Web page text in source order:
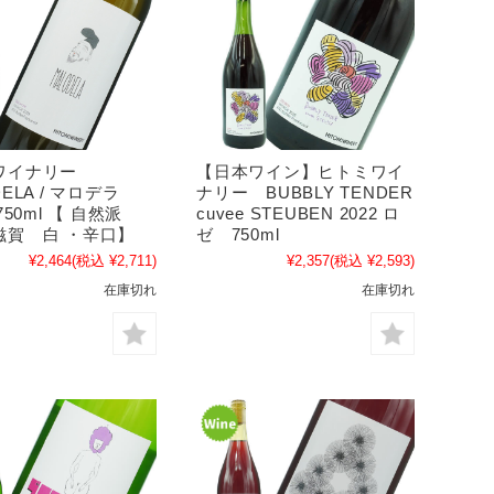
イナリー
/ マロデラ
【 自然派
白 ・辛口】
¥2,464(税込 ¥2,711)
在庫切れ
【日本ワイン】ヒトミワイ
ナリー BUBBLY TENDER
cuvee STEUBEN 2022 ロ
ゼ 750ml
¥2,357(税込 ¥2,593)
在庫切れ